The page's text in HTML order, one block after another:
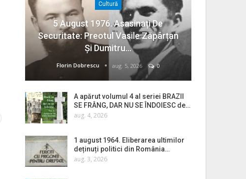
Cultură
5 August 1976. Asasinați De
Securitate: Preotul Vasile Zăpârțan
Și Dumitru…
Florin Dobrescu aug. 5, 2026 0
A apărut volumul 4 al seriei BRAZII
SE FRÂNG, DAR NU SE ÎNDOIESC de…
aug. 4, 2026
1 august 1964. Eliberarea ultimilor
deținuți politici din România…
aug. 3, 2026